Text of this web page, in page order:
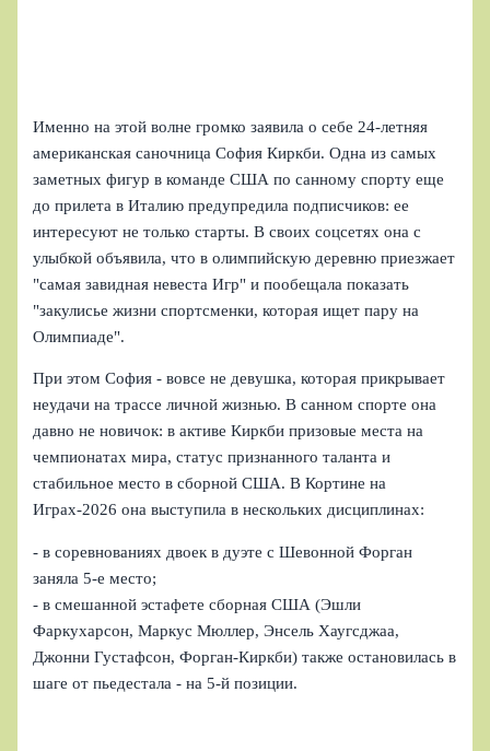
Именно на этой волне громко заявила о себе 24-летняя
американская саночница София Киркби. Одна из самых
заметных фигур в команде США по санному спорту еще
до прилета в Италию предупредила подписчиков: ее
интересуют не только старты. В своих соцсетях она с
улыбкой объявила, что в олимпийскую деревню приезжает
"самая завидная невеста Игр" и пообещала показать
"закулисье жизни спортсменки, которая ищет пару на
Олимпиаде".
При этом София - вовсе не девушка, которая прикрывает
неудачи на трассе личной жизнью. В санном спорте она
давно не новичок: в активе Киркби призовые места на
чемпионатах мира, статус признанного таланта и
стабильное место в сборной США. В Кортине на
Играх-2026 она выступила в нескольких дисциплинах:
- в соревнованиях двоек в дуэте с Шевонной Форган
заняла 5-е место;
- в смешанной эстафете сборная США (Эшли
Фаркухарсон, Маркус Мюллер, Энсель Хаугсджаа,
Джонни Густафсон, Форган-Киркби) также остановилась в
шаге от пьедестала - на 5-й позиции.